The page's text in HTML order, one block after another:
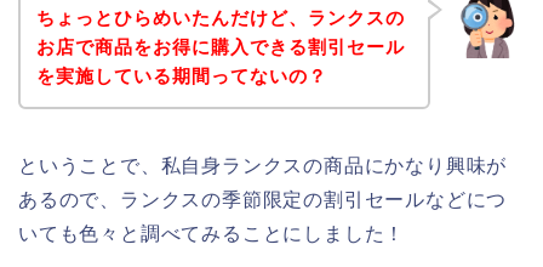
ちょっとひらめいたんだけど、ランクスの
お店で商品をお得に購入できる割引セール
を実施している期間ってないの？
ということで、私自身ランクスの商品にかなり興味が
あるので、ランクスの季節限定の割引セールなどにつ
いても色々と調べてみることにしました！